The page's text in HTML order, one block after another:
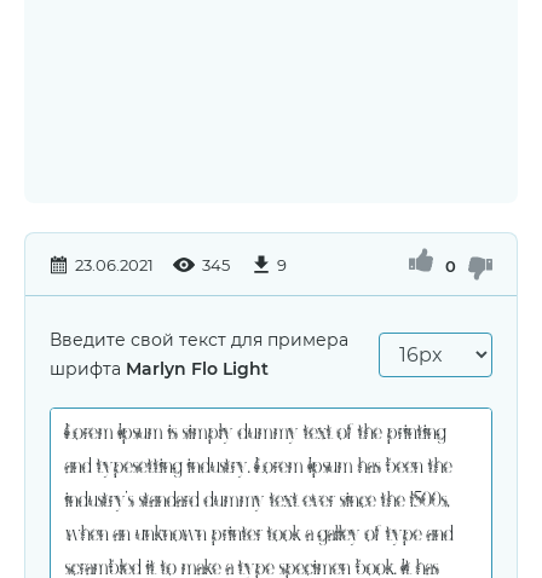
23.06.2021 345 9 0
Введите свой текст для примера
шрифта Marlyn Flo Light